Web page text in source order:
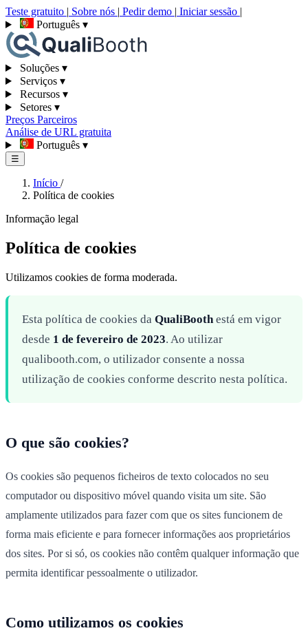
Teste gratuito | Sobre nós | Pedir demo | Iniciar sessão |
Português ▾
Soluções ▾
Serviços ▾
Recursos ▾
Setores ▾
Preços Parceiros
Análise de URL gratuita
Português ▾
☰
Início /
Política de cookies
Informação legal
Política de cookies
Utilizamos cookies de forma moderada.
Esta política de cookies da QualiBooth está em vigor
desde 1 de fevereiro de 2023. Ao utilizar
qualibooth.com, o utilizador consente a nossa
utilização de cookies conforme descrito nesta política.
O que são cookies?
Os cookies são pequenos ficheiros de texto colocados no seu
computador ou dispositivo móvel quando visita um site. São
amplamente utilizados para fazer com que os sites funcionem de
forma mais eficiente e para fornecer informações aos proprietários
dos sites. Por si só, os cookies não contêm qualquer informação que
permita identificar pessoalmente o utilizador.
Como utilizamos os cookies